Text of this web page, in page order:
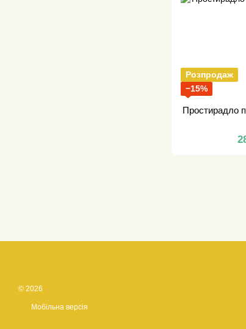
Розпродаж
−15%
Простирадло
© 2026
Мобільна версія